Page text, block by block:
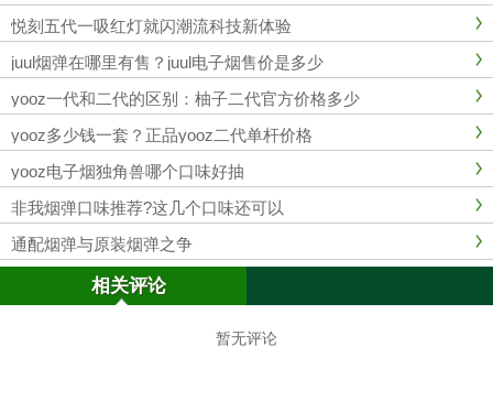
悦刻五代一吸红灯就闪潮流科技新体验
juul烟弹在哪里有售？juul电子烟售价是多少
yooz一代和二代的区别：柚子二代官方价格多少
yooz多少钱一套？正品yooz二代单杆价格
yooz电子烟独角兽哪个口味好抽
非我烟弹口味推荐?这几个口味还可以
通配烟弹与原装烟弹之争
相关评论
暂无评论